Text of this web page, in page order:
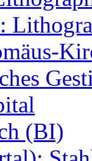
(BI)